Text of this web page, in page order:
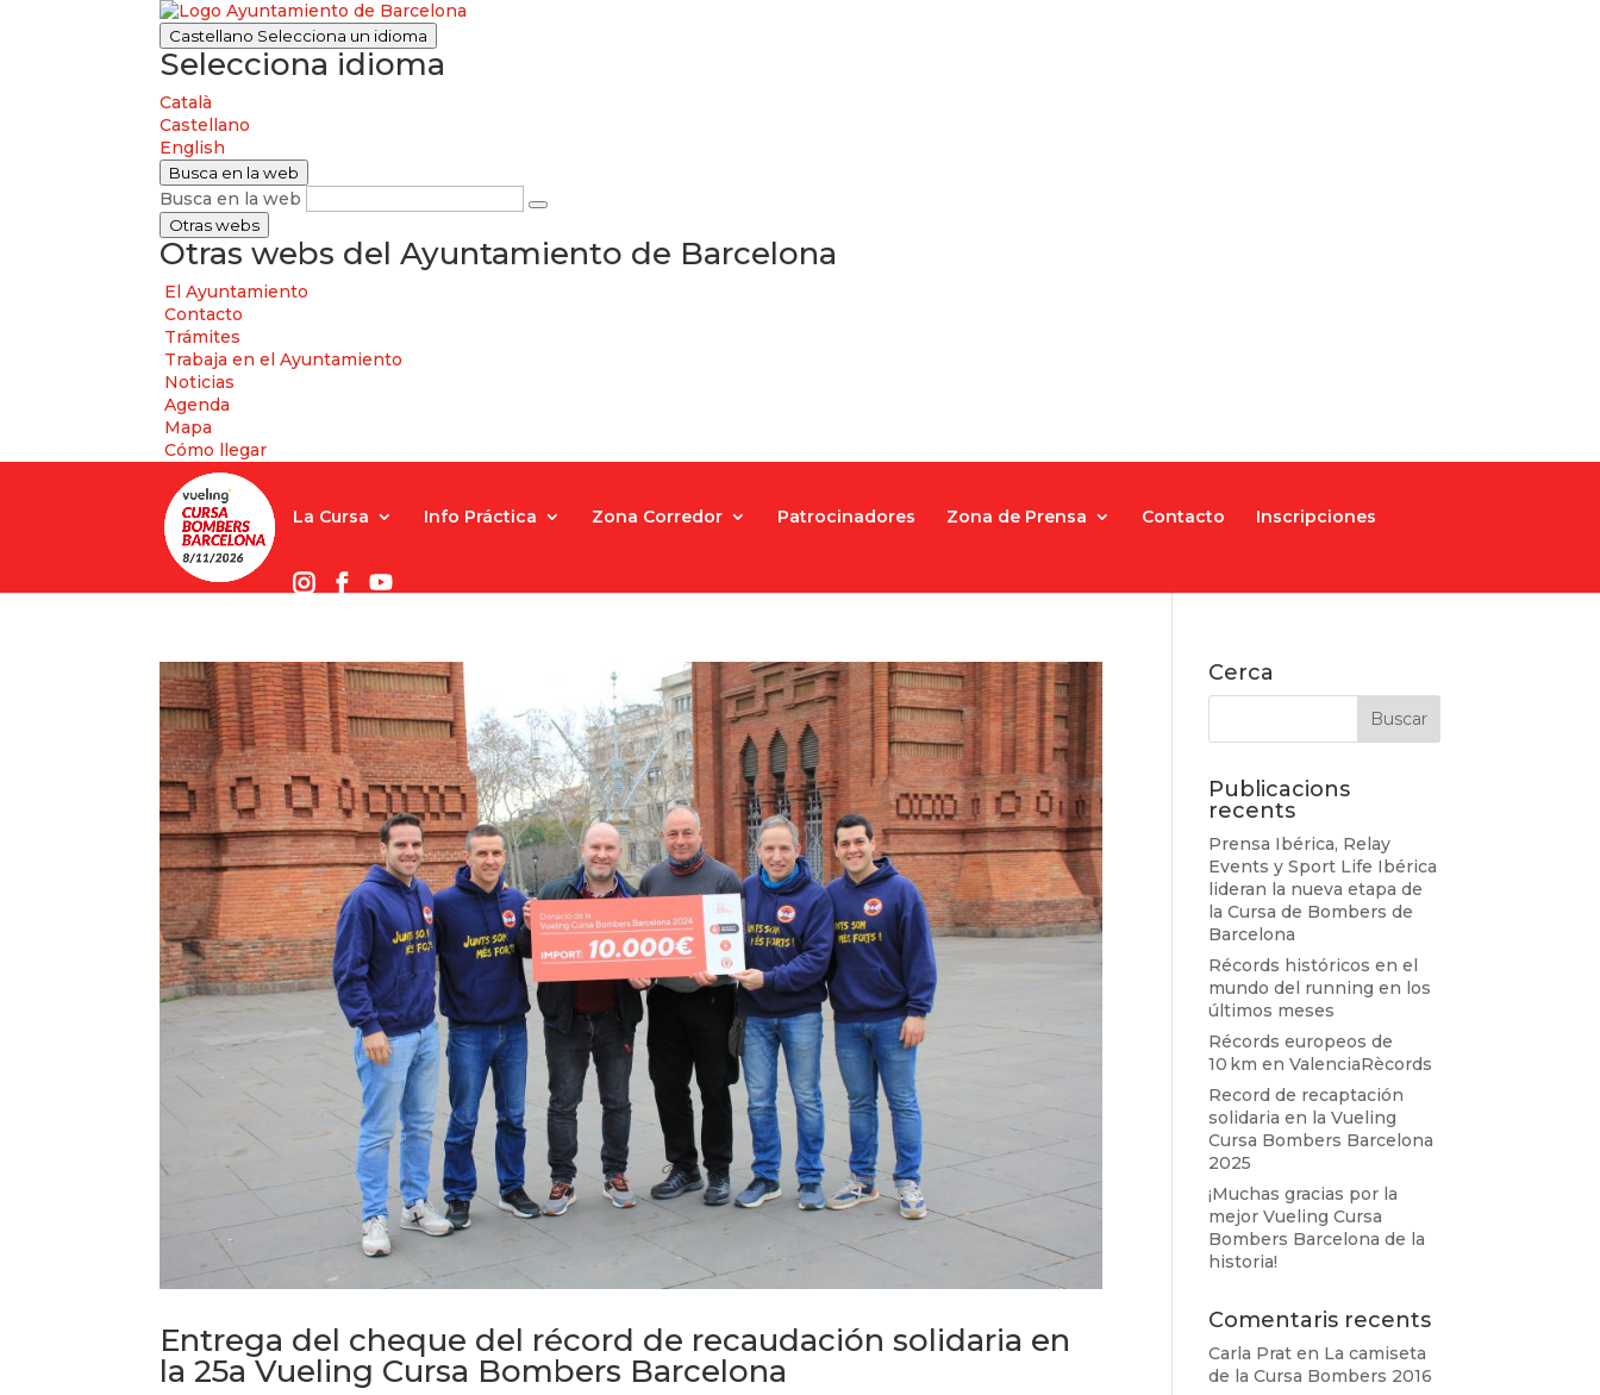
Castellano Selecciona un idioma
Selecciona idioma
Català
Castellano
English
Busca en la web
Busca en la web
Otras webs
Otras webs del Ayuntamiento de Barcelona
El Ayuntamiento
Contacto
Trámites
Trabaja en el Ayuntamiento
Noticias
Agenda
Mapa
Cómo llegar
La Cursa Info Práctica Zona Corredor Patrocinadores Zona de Prensa Contacto Inscripciones
Entrega del cheque del récord de recaudación solidaria en
la 25a Vueling Cursa Bombers Barcelona
Cerca
Publicacions
recents
Prensa Ibérica, Relay
Events y Sport Life Ibérica
lideran la nueva etapa de
la Cursa de Bombers de
Barcelona
Récords históricos en el
mundo del running en los
últimos meses
Récords europeos de
10 km en ValenciaRècords
Record de recaptación
solidaria en la Vueling
Cursa Bombers Barcelona
2025
¡Muchas gracias por la
mejor Vueling Cursa
Bombers Barcelona de la
historia!
Comentaris recents
Carla Prat en La camiseta
de la Cursa Bombers 2016